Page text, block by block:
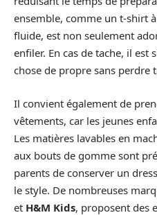
ensemble, comme un t-shirt
fluide, est non seulement
enfiler. En cas de tache, il est
chose de propre sans perdre
Il convient également de
vêtements, car les jeunes
Les matières lavables en
aux bouts de gomme sont
parents de conserver un
le style. De nombreuses
et H&M Kids, proposent des